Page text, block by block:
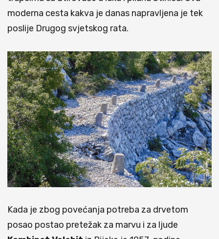
moderna cesta kakva je danas napravljena je tek
poslije Drugog svjetskog rata.
Kada je zbog povećanja potreba za drvetom
posao postao pretežak za marvu i za ljude